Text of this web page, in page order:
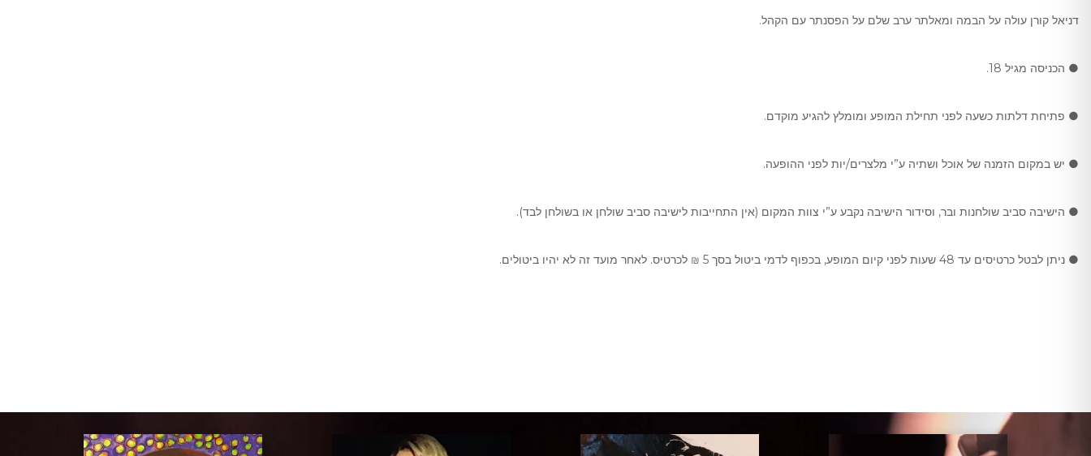
דניאל קורן עולה על הבמה ומאלתר ערב שלם על הפסנתר עם הקהל.​
● הכניסה מגיל 18.
● פתיחת דלתות כשעה לפני תחילת המופע ומומלץ להגיע מוקדם.
● יש במקום הזמנה של אוכל ושתיה ע”י מלצרים/יות לפני ההופעה.
● הישיבה סביב שולחנות ובר, וסידור הישיבה נקבע ע”י צוות המקום (אין התחייבות לישיבה סביב שולחן או בשולחן לבד).
● ניתן לבטל כרטיסים עד 48 שעות לפני קיום המופע, בכפוף לדמי ביטול בסך 5 ₪ לכרטיס. לאחר מועד זה לא יהיו ביטולים.